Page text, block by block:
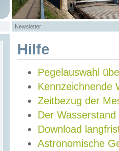
Newsletter
Hilfe
Pegelauswahl
Kennzeichnende
Zeitbezug der
Der Wasserstand
Download
Astronomische